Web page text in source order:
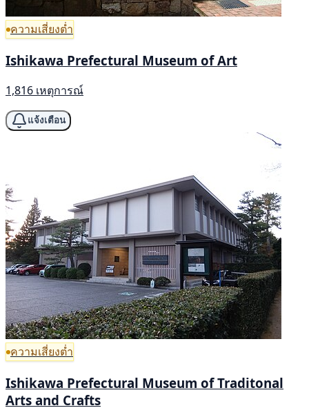
ความเสี่ยงต่ำ
Ishikawa Prefectural Museum of Art
1,816 เหตุการณ์
แจ้งเตือน
ความเสี่ยงต่ำ
Ishikawa Prefectural Museum of Traditonal
Arts and Crafts